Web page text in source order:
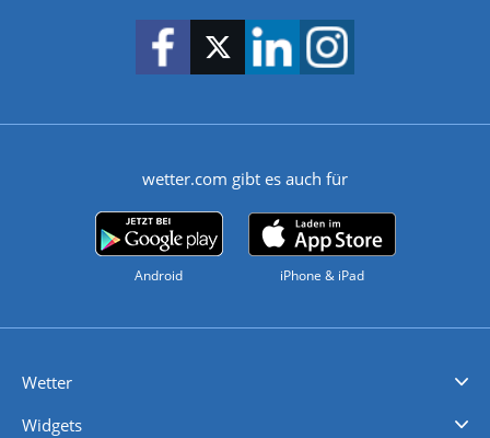
wetter.com gibt es auch für
Android iPhone & iPad
Wetter
Widgets